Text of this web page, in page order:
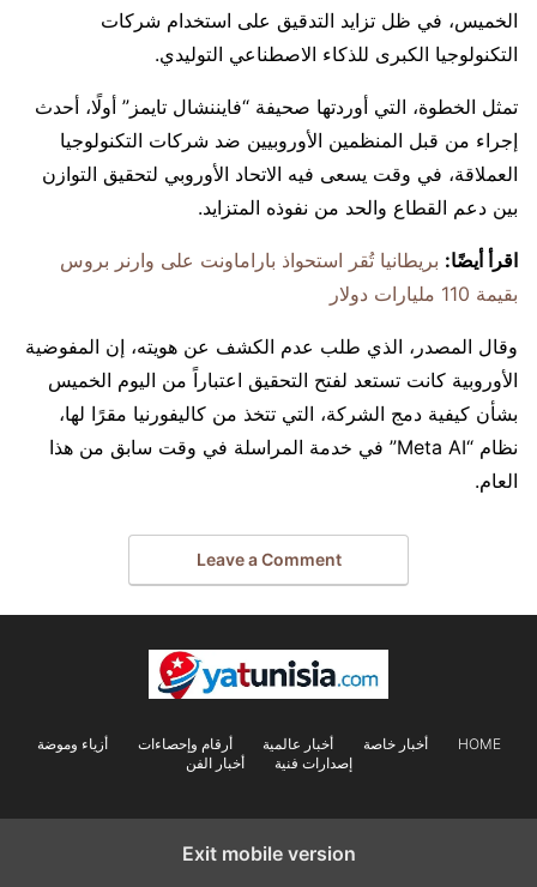
الخميس، في ظل تزايد التدقيق على استخدام شركات
التكنولوجيا الكبرى للذكاء الاصطناعي التوليدي.
تمثل الخطوة، التي أوردتها صحيفة “فايننشال تايمز” أولًا، أحدث
إجراء من قبل المنظمين الأوروبيين ضد شركات التكنولوجيا
العملاقة، في وقت يسعى فيه الاتحاد الأوروبي لتحقيق التوازن
بين دعم القطاع والحد من نفوذه المتزايد.
اقرأ أيضًا: بريطانيا تُقر استحواذ باراماونت على وارنر بروس
بقيمة 110 مليارات دولار
وقال المصدر، الذي طلب عدم الكشف عن هويته، إن المفوضية
الأوروبية كانت تستعد لفتح التحقيق اعتباراً من اليوم الخميس
بشأن كيفية دمج الشركة، التي تتخذ من كاليفورنيا مقرًا لها،
نظام “Meta AI” في خدمة المراسلة في وقت سابق من هذا
العام.
Leave a Comment
HOME أخبار خاصة أخبار عالمية أرقام وإحصاءات
أزياء وموضة
إصدارات فنية
أخبار الفن
Exit mobile version